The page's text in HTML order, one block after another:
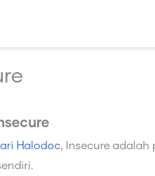
Halodoc, Insecure